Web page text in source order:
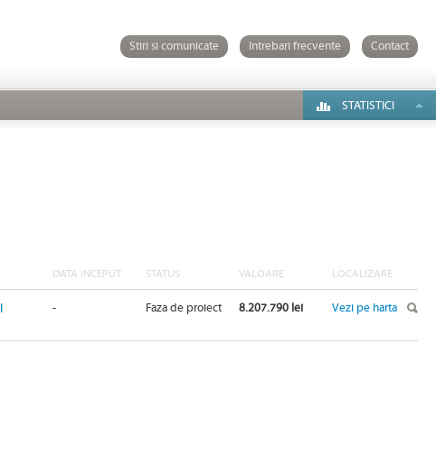
Stiri si comunicate Intrebari frecvente Contact
STATISTICI
DATA INCEPUT STATUS VALOARE LOCALIZARE
- Faza de proiect 8.207.790 lei Vezi pe harta